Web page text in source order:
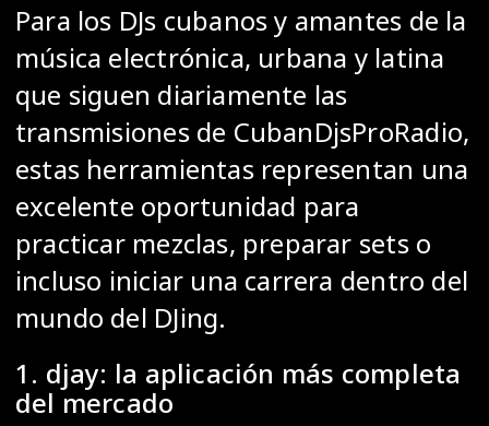
Para los DJs cubanos y amantes de la
música electrónica, urbana y latina
que siguen diariamente las
transmisiones de CubanDjsProRadio,
estas herramientas representan una
excelente oportunidad para
practicar mezclas, preparar sets o
incluso iniciar una carrera dentro del
mundo del DJing.
1. djay: la aplicación más completa
del mercado